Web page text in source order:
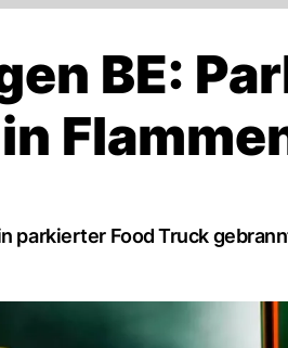
BE:
parkierter Food Truck